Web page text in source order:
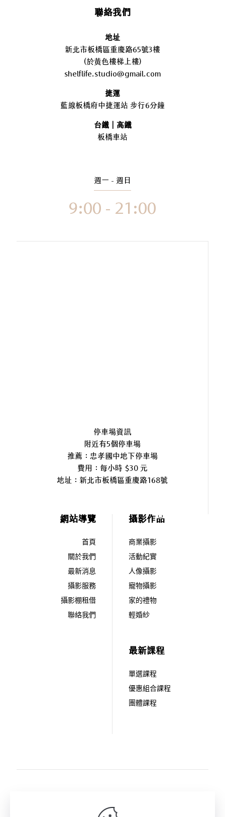
聯絡我們
地址
新北市板橋區重慶路65號3樓
(於黃色樓梯上樓)
shelflife.studio@gmail.com
捷運
藍線板橋府中捷運站 步行6分鐘
台鐵｜高鐵
板橋車站
週一 - 週日
9:00 - 21:00
停車場資訊
附近有5個停車場
推薦：忠孝國中地下停車場
費用：每小時 $30 元
地址： 新北市板橋區重慶路168號
網站導覽
首頁
關於我們
最新消息
攝影服務
攝影棚租借
聯絡我們
攝影作品
商業攝影
活動紀實
人像攝影
寵物攝影
家的禮物
輕婚紗
最新課程
單選課程
優惠組合課程
團體課程